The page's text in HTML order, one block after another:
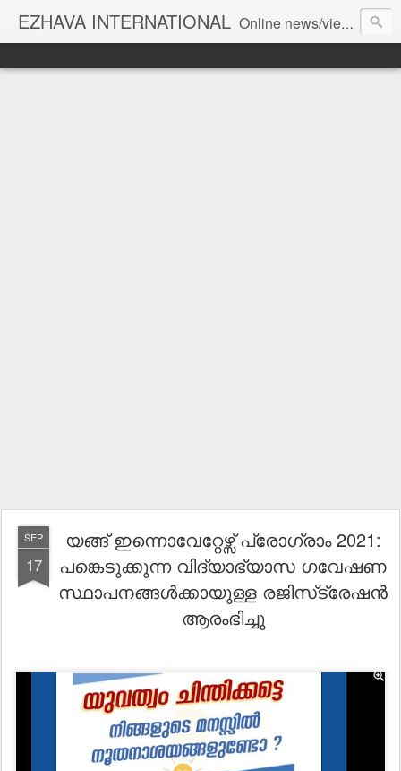
EZHAVA INTERNATIONAL Online news/views JOURNAL... Connecting the community worldwide Editorial Director: Prem Chandran
SEP
17
യങ്ങ് ഇന്നൊവേറ്റേഴ്സ് പ്രോഗ്രാം 2021:
പങ്കെടുക്കുന്ന വിദ്യാഭ്യാസ ഗവേഷണ
സ്ഥാപനങ്ങൾക്കായുള്ള രജിസ്‌ട്രേഷൻ
ആരംഭിച്ചു